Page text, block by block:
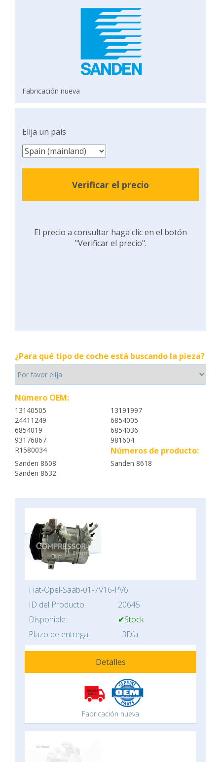
Fabricación nueva
Elija un país
Verificar el precio
El precio a consultar haga clic en el botón
"Verificar el precio".
¿Para qué tipo de coche está buscando la pieza?
Número OEM:
13140505
13191997
24411249
6854005
6854019
6854036
93176867
981604
R1580034
Números de producto:
Sanden 8608
Sanden 8618
Sanden 8632
Fiat-Opel-Saab-01-7V16-PV6
ID del Producto:
20645
Disponible:
✔Stock
Plazo de entrega:
3Día
Detalles
Fabricación nueva